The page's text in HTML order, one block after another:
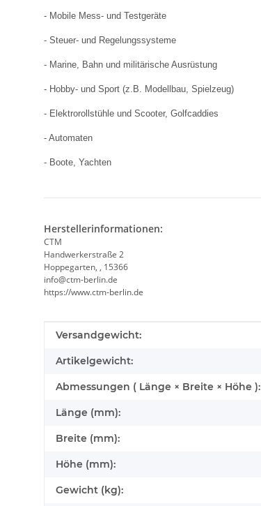
- Mobile Mess- und Testgeräte
- Steuer- und Regelungssysteme
- Marine, Bahn und militärische Ausrüstung
- Hobby- und Sport (z.B. Modellbau, Spielzeug)
- Elektrorollstühle und Scooter, Golfcaddies
- Automaten
- Boote, Yachten
Herstellerinformationen:
CTM
Handwerkerstraße 2
Hoppegarten, , 15366
info@ctm-berlin.de
https://www.ctm-berlin.de
Produkteigenschaft
Wert
Versandgewicht:
Artikelgewicht:
Abmessungen ( Länge × Breite × Höhe ):
Länge (mm):
Breite (mm):
Höhe (mm):
Gewicht (kg):